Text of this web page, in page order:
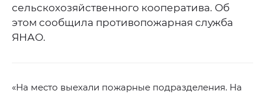
сельскохозяйственного кооператива. Об
этом сообщила противопожарная служба
ЯНАО.
«На место выехали пожарные подразделения. На